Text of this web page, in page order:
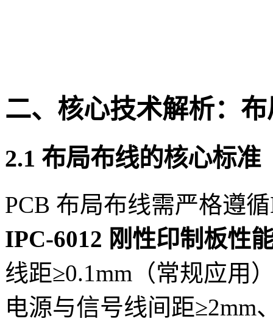
二、核心技术解析：
2.1 布局布线的核心标准
PCB 布局布线需严格遵循
IPC-6012 刚性印制板性
线距≥0.1mm（常规应用
电源与信号线间距≥2mm